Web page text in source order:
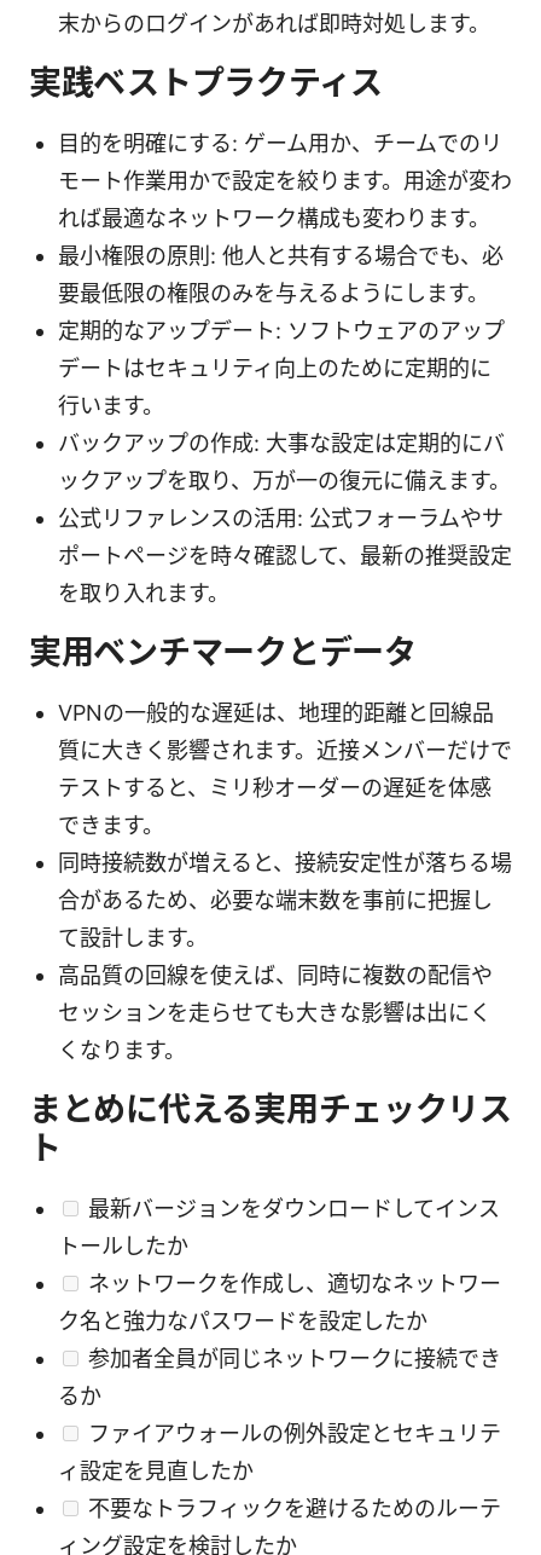
末からのログインがあれば即時対処します。
実践ベストプラクティス
目的を明確にする: ゲーム用か、チームでのリ
モート作業用かで設定を絞ります。用途が変わ
れば最適なネットワーク構成も変わります。
最小権限の原則: 他人と共有する場合でも、必
要最低限の権限のみを与えるようにします。
定期的なアップデート: ソフトウェアのアップ
デートはセキュリティ向上のために定期的に
行います。
バックアップの作成: 大事な設定は定期的にバ
ックアップを取り、万が一の復元に備えます。
公式リファレンスの活用: 公式フォーラムやサ
ポートページを時々確認して、最新の推奨設定
を取り入れます。
実用ベンチマークとデータ
VPNの一般的な遅延は、地理的距離と回線品
質に大きく影響されます。近接メンバーだけで
テストすると、ミリ秒オーダーの遅延を体感
できます。
同時接続数が増えると、接続安定性が落ちる場
合があるため、必要な端末数を事前に把握し
て設計します。
高品質の回線を使えば、同時に複数の配信や
セッションを走らせても大きな影響は出にく
くなります。
まとめに代える実用チェックリス
ト
最新バージョンをダウンロードしてインス
トールしたか
ネットワークを作成し、適切なネットワー
ク名と強力なパスワードを設定したか
参加者全員が同じネットワークに接続でき
るか
ファイアウォールの例外設定とセキュリテ
ィ設定を見直したか
不要なトラフィックを避けるためのルーテ
ィング設定を検討したか